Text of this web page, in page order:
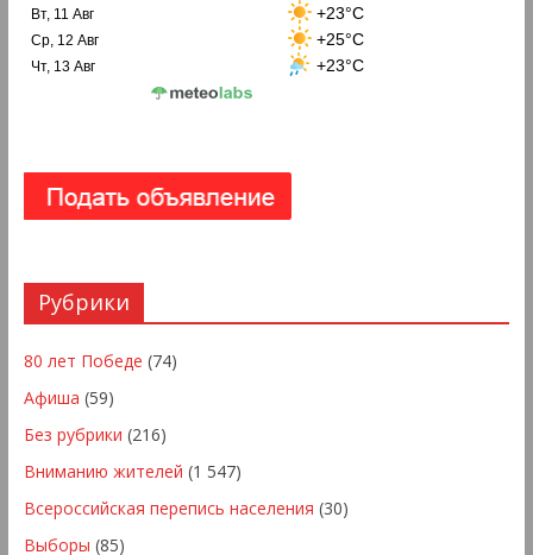
Вт, 11 Авг +23°C
Ср, 12 Авг +25°C
Чт, 13 Авг +23°C
Рубрики
80 лет Победе (74)
Афиша (59)
Без рубрики (216)
Вниманию жителей (1 547)
Всероссийская перепись населения (30)
Выборы (85)